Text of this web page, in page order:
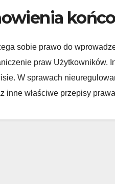
sobie prawo do
praw Użytkowników.
W sprawach
inne właściwe przepisy